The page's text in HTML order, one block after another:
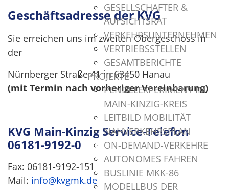
GESELLSCHAFTER &
AUFSICHTSRAT
VERKEHRSUNTERNEHMEN
VERTRIEBSSTELLEN
GESAMTBERICHTE
PROJEKTE
PENDELEXPERIMENT IM
MAIN-KINZIG-KREIS
LEITBILD MOBILITÄT
NAHVERKEHRSPLAN
ON-DEMAND-VERKEHRE
AUTONOMES FAHREN
BUSLINIE MKK-86
MODELLBUS DER
Geschäftsadresse der KVG
Sie erreichen uns im zweiten Obergeschoss in
der
Nürnberger Straße 41 in 63450 Hanau
(mit Termin nach vorheriger Vereinbarung)
KVG Main-Kinzig Service-Telefon
06181-9192-0
Fax: 06181-9192-151
Mail: info@kvgmk.de